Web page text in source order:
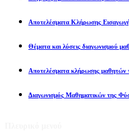
Αποτελέσματα Κλήρωσης
Θέματα και λύσεις διαγωνισμού
Αποτελέσματα κλήρωσης μαθητών
Διαγωνισμός Μαθηματικών της